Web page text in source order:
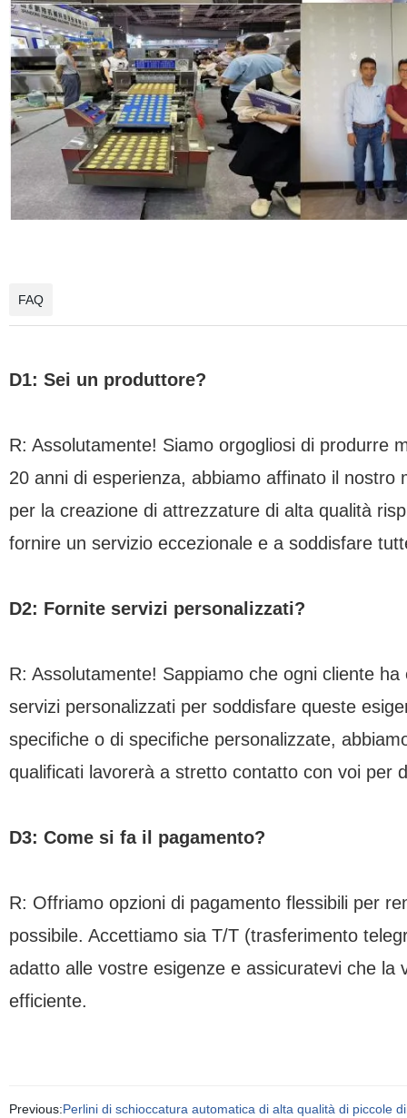
FAQ
D1: Sei un produttore?
R: Assolutamente! Siamo orgogliosi di produrre
20 anni di esperienza, abbiamo affinato il
per la creazione di attrezzature di alta qualità
fornire un servizio eccezionale e a soddisfare
D2: Fornite servizi personalizzati?
R: Assolutamente! Sappiamo che ogni cliente
servizi personalizzati per soddisfare queste
specifiche o di specifiche personalizzate,
qualificati lavorerà a stretto contatto con voi per
D3: Come si fa il pagamento?
R: Offriamo opzioni di pagamento flessibili per
possibile. Accettiamo sia T/T (trasferimento
adatto alle vostre esigenze e assicuratevi che
efficiente.
Previous:Perlini di schioccatura automatica di alta qualità di piccole